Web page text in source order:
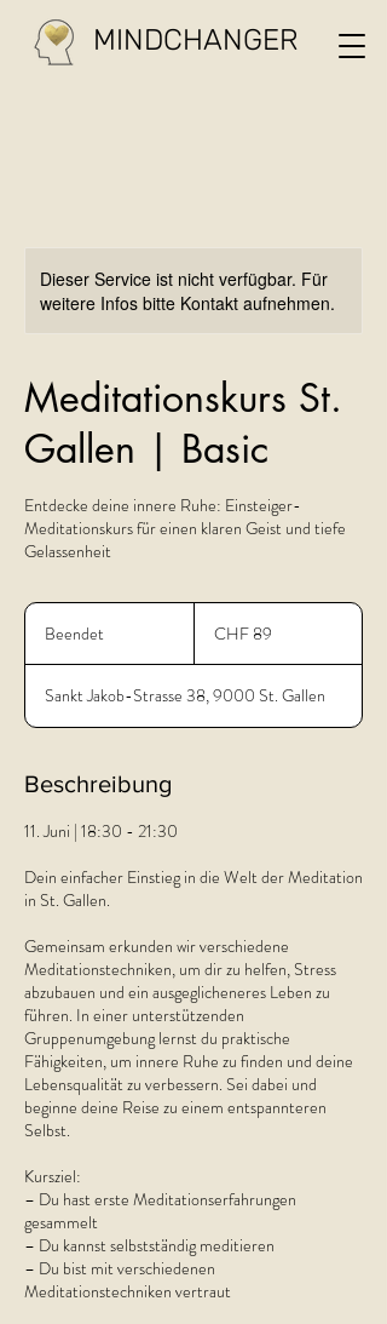
MINDCHANGER
Dieser Service ist nicht verfügbar. Für
weitere Infos bitte Kontakt aufnehmen.
Meditationskurs St.
Gallen | Basic
Entdecke deine innere Ruhe: Einsteiger-
Meditationskurs für einen klaren Geist und tiefe
Gelassenheit
Beendet
n
d
Franken
CHF 89
Sankt Jakob-Strasse 38, 9000 St. Gallen
Beschreibung
11. Juni | 18:30 - 21:30
Dein einfacher Einstieg in die Welt der Meditation
in St. Gallen.
Gemeinsam erkunden wir verschiedene
Meditationstechniken, um dir zu helfen, Stress
abzubauen und ein ausgeglicheneres Leben zu
führen. In einer unterstützenden
Gruppenumgebung lernst du praktische
Fähigkeiten, um innere Ruhe zu finden und deine
Lebensqualität zu verbessern. Sei dabei und
beginne deine Reise zu einem entspannteren
Selbst.
Kursziel:
– Du hast erste Meditationserfahrungen
gesammelt
– Du kannst selbstständig meditieren
– Du bist mit verschiedenen
Meditationstechniken vertraut